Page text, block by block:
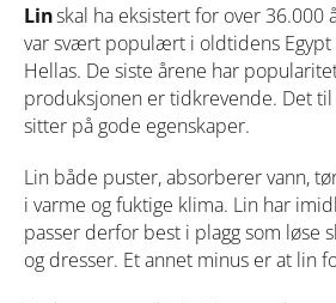
Linskal ha eksistert for over 36.000
var svært populært i oldtidens Egypt
Hellas. De siste årene har
produksjonen er tidkrevende. Det
sitter på gode egenskaper.
Lin både puster, absorberer vann,
i varme og fuktige klima. Lin har
passer derfor best i plagg som løse
og dresser. Et annet minus er at lin